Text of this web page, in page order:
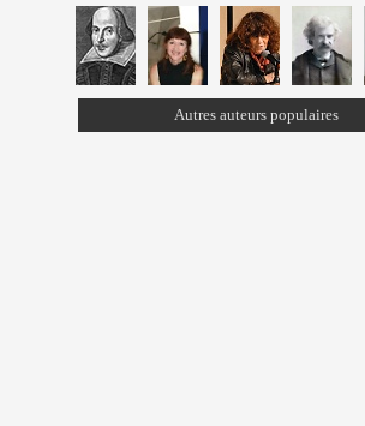
Autres auteurs populaires